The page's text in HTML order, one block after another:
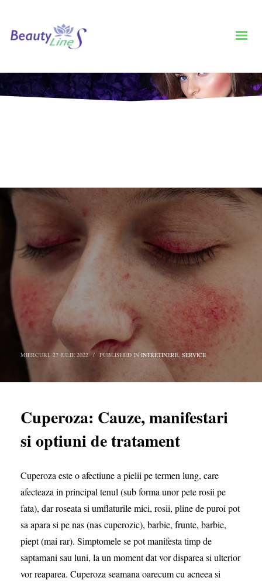
Cuperoza: Cauze, manifestari si optiuni de
tratament
MIERCURI, 27 IULIE 2022 / PUBLISHED IN INTRETINERE, SERVICII
Cuperoza: Cauze, manifestari
si optiuni de tratament
Cuperoza este o afectiune a pielii pe termen lung, care
afecteaza in principal tenul (sub forma unor pete rosii pe
fata), dar roseata si umflaturile mici, rosii, pline de puroi pot
sa apara si pe nas (nas cuperozic), barbie, frunte, barbie,
piept (mai rar). Simptomele se pot manifesta timp de
saptamani sau luni, la un moment dat vor disparea si ulterior
vor reaparea. Cuperoza seamana oarecum cu acneea si